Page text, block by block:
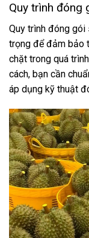
Quy trình đóng
Quy trình đóng gói
trọng để đảm bảo
chặt trong quá
cách, bạn cần
áp dụng kỹ thuật